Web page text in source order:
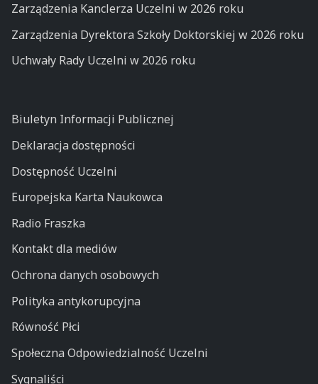
Zarządzenia Kanclerza Uczelni w 2026 roku
Zarządzenia Dyrektora Szkoły Doktorskiej w 2026 roku
Uchwały Rady Uczelni w 2026 roku
Biuletyn Informacji Publicznej
Deklaracja dostępności
Dostępność Uczelni
Europejska Karta Naukowca
Radio Fraszka
Kontakt dla mediów
Ochrona danych osobowych
Polityka antykorupcyjna
Równość Płci
Społeczna Odpowiedzialność Uczelni
Sygnaliści